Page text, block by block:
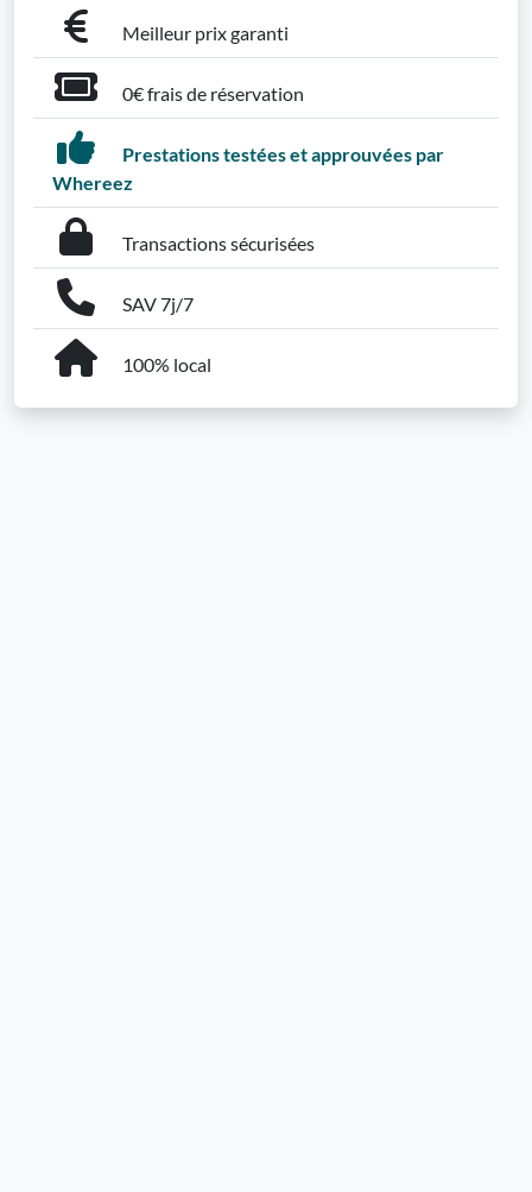
Meilleur prix garanti
0€ frais de réservation
Prestations testées et approuvées par
Whereez
Transactions sécurisées
SAV 7j/7
100% local